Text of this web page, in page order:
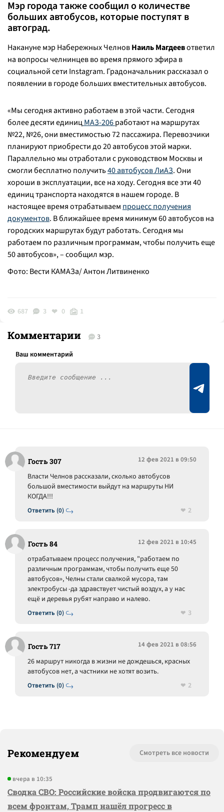
Мэр города также сообщил о количестве
больших автобусов, которые поступят в
автоград.
Накануне мэр Набережных ЧелновНаиль Магдеевответил
на вопросы челнинцев во время прямого эфира в
социальной сети Instagram. Градоначальник рассказал о
появлении в городе больших вместительных автобусов.
«Мы сегодня активно работаем в этой части. Сегодня
более десяти единицМАЗ-206работают на маршрутах
№22, №26, они вместимостью 72 пассажира. Перевозчики
планируют приобрести до 20 автобусов этой марки.
Параллельно мы отработали с руководством Москвы и
смогли бесплатно получить40 автобусов ЛиАЗ. Они
хороши в эксплуатации, все на ходу. Сегодня все эти 40
единиц транспорта находятся в нашем городе. В
настоящее время отрабатываем процесс получения
документов. В ближайшее время минимум 60 автобусов на
городских маршрутах будут работать. Сегодня мы
работаем по различным программам, чтобы получить еще
50 автобусов», – сообщил мэр.
Фото: Вести КАМАЗа/ Антон Литвиненко
687 3 0 1
Комментарии 3
Гость 307 12 фев 2021 в 09:50
Ответить (0)
Власти Челнов рассказали, сколько автобусов
большой вместимости выйдут на маршруты НИ
КОГДА!!!
2
Гость 84 12 фев 2021 в 10:45
Ответить (0)
отрабатываем процесс получения, "работаем по
различным программам, чтобы получить еще 50
автобусов», Челны стали свалкой мусора, там
электробусы -да здравствует чистый воздух, а у нас
ещё и деревья рубят направо и налево.
3
Гость 717 14 фев 2021 в 08:56
Ответить (0)
26 маршрут никогда в жизни не дождешься, красных
автобусов нет, а частники не хотят возить.
2
Рекомендуем Смотреть все новости
вчера в 10:35
Сводка СВО: Российские войска продвигаются по
всем фронтам, Трамп нашёл прогресс в